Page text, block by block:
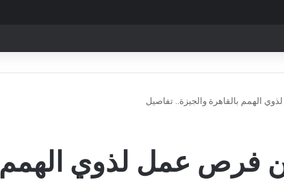
الهمم بالقاهرة والجيزة.. تفاصيل
فرص عمل لذوي الهمم